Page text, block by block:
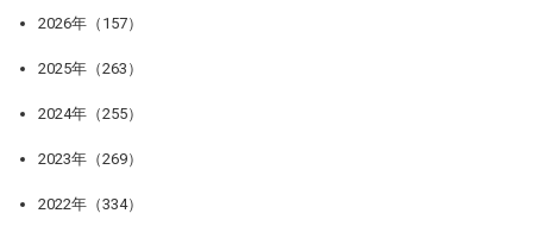
2026年（157）
2025年（263）
2024年（255）
2023年（269）
2022年（334）